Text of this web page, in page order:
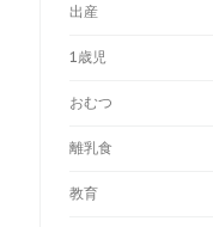
出産
1歳児
おむつ
離乳食
教育